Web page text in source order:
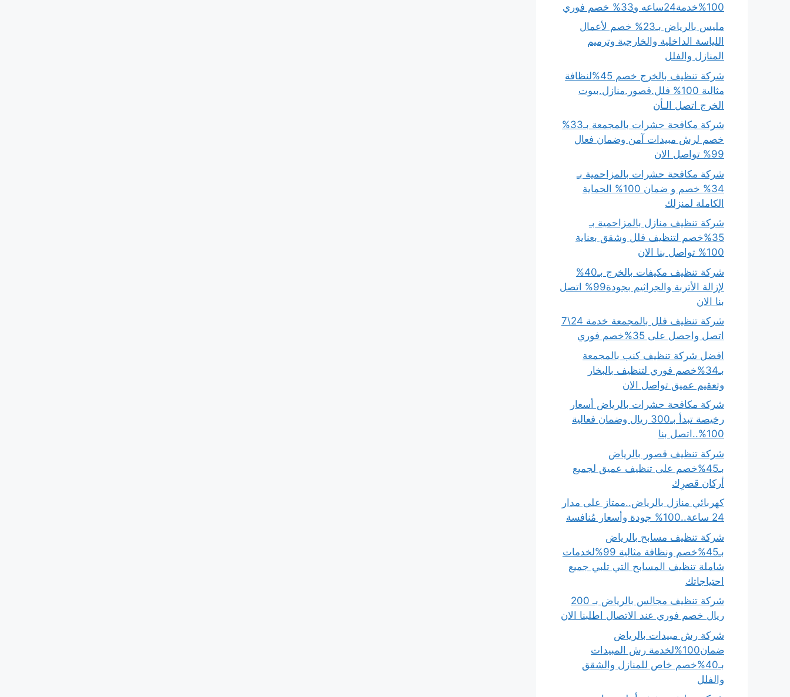
100%خدمة24ساعه و33% خصم فوري
مليس بالرياض بـ23% خصم لأعمال
اللياسة الداخلية والخارجية وترميم
المنازل والفلل
شركة تنظيف بالخرج خصم 45%لنظافة
مثالية 100% فلل.قصور.منازل.بيوت
الخرج اتصل الـأن
شركة مكافحة حشرات بالمجمعة بـ33%
خصم لرش مبيدات آمن وضمان فعال
99% تواصل الان
شركة مكافحة حشرات بالمزاحمية بـ
34% خصم و ضمان 100% الحماية
الكاملة لمنزلك
شركة تنظيف منازل بالمزاحمية بـ
35%خصم لتنظيف فلل وشقق بعناية
100% تواصل بنا الان
شركة تنظيف مكيفات بالخرج بـ40%
لإزالة الأتربة والجراثيم بجودة99% اتصل
بنا الان
شركة تنظيف فلل بالمجمعة خدمة 24\7
اتصل واحصل على 35%خصم فوري
افضل شركة تنظيف كنب بالمجمعة
بـ34%خصم فوري لتنظيف بالبخار
وتعقيم عميق تواصل الان
شركة مكافحة حشرات بالرياض أسعار
رخيصة تبدأ بـ300 ريال وضمان فعالية
100%..اتصل بنا
شركة تنظيف قصور بالرياض
بـ45%خصم على تنظيف عميق لجميع
أركان قصرِك
كهربائي منازل بالرياض..ممتاز على مدار
24 ساعة..100% جودة وأسعار مُنافسة
شركة تنظيف مسابح بالرياض
بـ45%خصم ونظافة مثالية 99%لخدمات
شاملة تنظيف المسابح التي تلبي جميع
احتياجاتك
شركة تنظيف مجالس بالرياض بـ 200
ريال خصم فوري عند الاتصال اطلبنا الان
شركة رش مبيدات بالرياض
ضمان100%لخدمة رش المبيدات
بـ40%خصم خاص للمنازل والشقق
والفلل